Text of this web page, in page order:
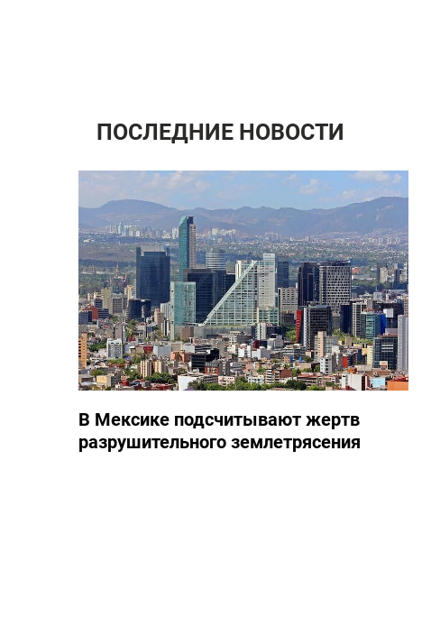
ПОСЛЕДНИЕ НОВОСТИ
В Мексике подсчитывают жертв
разрушительного землетрясения